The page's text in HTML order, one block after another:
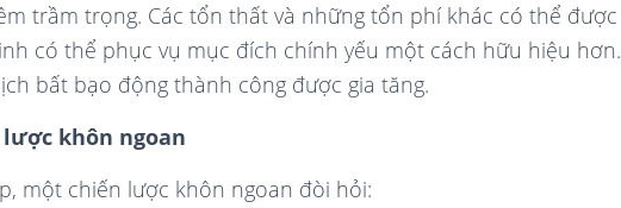
trầm trọng. Các tổn thất và những tổn phí khác có thể được
có thể phục vụ mục đích chính yếu một cách hữu hiệu hơn.
bất bạo động thành công được gia tăng.
khôn ngoan
một chiến lược khôn ngoan đòi hỏi: